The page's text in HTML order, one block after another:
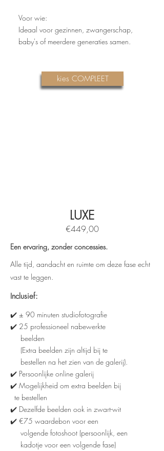
Voor wie:
Ideaal voor gezinnen, zwangerschap,
baby's of meerdere generaties samen.
kies COMPLEET
✔️ ± 90 minuten studiofotografie
✔️ 25 professioneel nabewerkte
beelden
(Extra beelden zijn altijd bij te
bestellen na het zien van de galerij).
✔️ Persoonlijke online galerij
✔️ Mogelijkheid om extra beelden bij
te bestellen
✔️ Dezelfde beelden ook in zwart-wit
✔️ €75 waardebon voor een
volgende fotoshoot (persoonlijk, een
kadotje voor een volgende fase)
LUXE
€449,00
Een ervaring, zonder concessies.
Alle tijd, aandacht en ruimte om deze fase echt
vast te leggen.
Inclusief: